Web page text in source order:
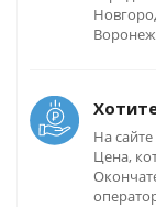
На
Цена,